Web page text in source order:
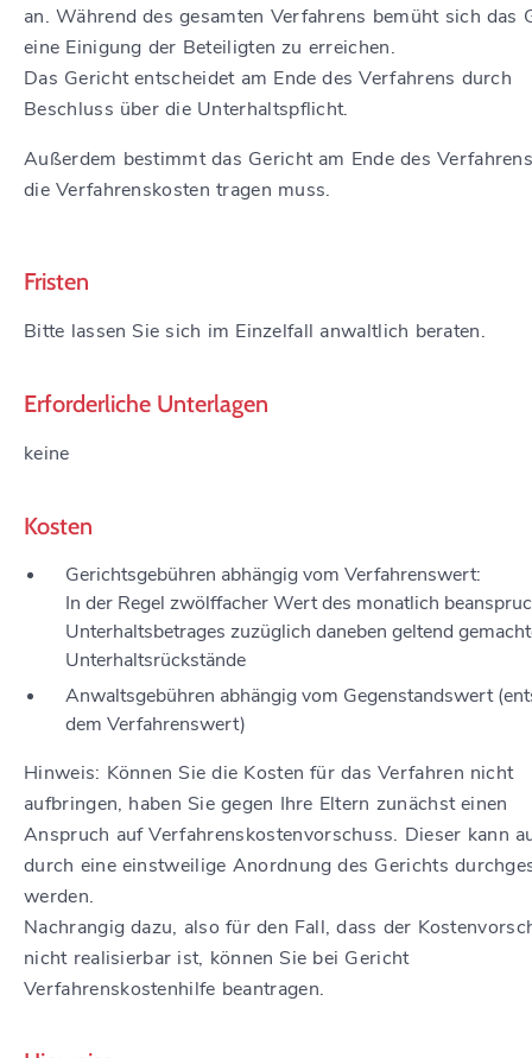
an. Während des gesamten Verfahrens bemüht sich das
eine Einigung der Beteiligten zu erreichen.
Das Gericht entscheidet am Ende des Verfahrens durch
Beschluss über die Unterhaltspflicht.
Außerdem bestimmt das Gericht am Ende des
die Verfahrenskosten tragen muss.
Fristen
Bitte lassen Sie sich im Einzelfall anwaltlich beraten.
Erforderliche Unterlagen
keine
Kosten
Gerichtsgebühren abhängig vom Verfahrenswert:
In der Regel zwölffacher Wert des monatlich
Unterhaltsbetrages zuzüglich daneben geltend
Unterhaltsrückstände
Anwaltsgebühren abhängig vom Gegenstandswert
dem Verfahrenswert)
Hinweis: Können Sie die Kosten für das Verfahren nicht
aufbringen, haben Sie gegen Ihre Eltern zunächst einen
Anspruch auf Verfahrenskostenvorschuss. Dieser kann
durch eine einstweilige Anordnung des Gerichts
werden.
Nachrangig dazu, also für den Fall, dass der
nicht realisierbar ist, können Sie bei Gericht
Verfahrenskostenhilfe beantragen.